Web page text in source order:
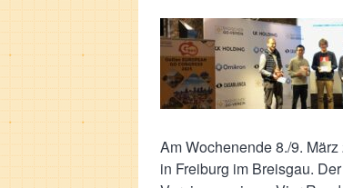
Am Wochenende 8./9.
in Freiburg im Breisgau.